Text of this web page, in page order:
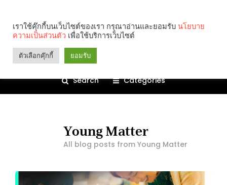
Search Categories
Young Matter
All blog posts from Young Matter
เราใช้คุ๊กกี้บนเว็บไซต์ของเรา กรุณาอ่านและยอมรับ นโยบาย
ความเป็นส่วนตัว เพื่อใช้บริการเว็บไซต์
ตัวเลือกคุ๊กกี้ ยอมรับ